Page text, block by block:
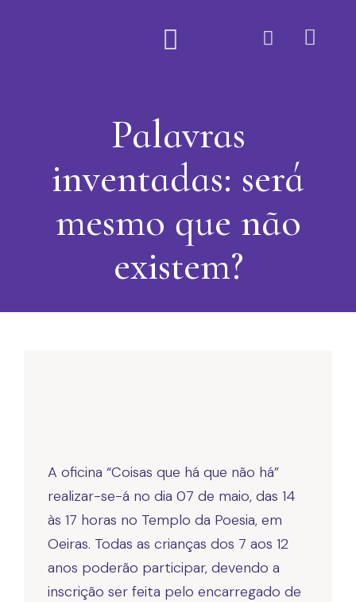
Palavras
inventadas: será
mesmo que não
existem?
A oficina “Coisas que há que não há”
realizar-se-á no dia 07 de maio, das 14
às 17 horas no Templo da Poesia, em
Oeiras. Todas as crianças dos 7 aos 12
anos poderão participar, devendo a
inscrição ser feita pelo encarregado de